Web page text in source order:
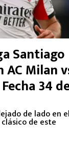
Santiago
AC Milan
34
de lado en
de este